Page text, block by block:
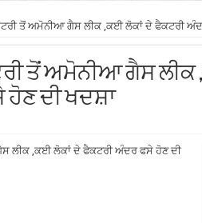
ਤੋਂ ਅਮੋਨੀਆ ਗੈਸ ਲੀਕ ,ਕਈ ਲੋਕਾਂ ਦੇ ਫੈਕਟਰੀ
ਤੋਂ ਅਮੋਨੀਆ ਗੈਸ
ਦੀ ਖਦਸ਼ਾ
ਲੀਕ ,ਕਈ ਲੋਕਾਂ ਦੇ ਫੈਕਟਰੀ ਅੰਦਰ ਫਸੇ ਹੋਣ ਦੀ